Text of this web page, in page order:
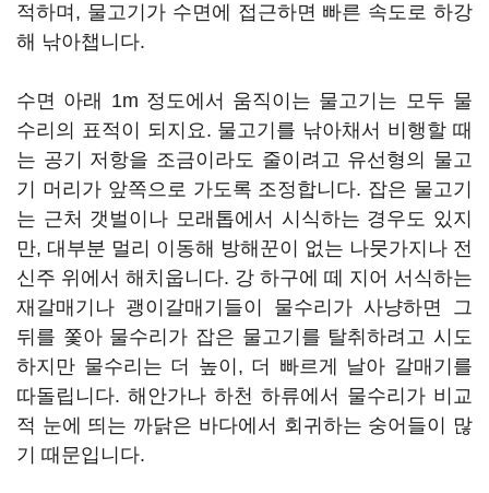
적하며, 물고기가 수면에 접근하면 빠른 속도로 하강
해 낚아챕니다.
수면 아래 1m 정도에서 움직이는 물고기는 모두 물
수리의 표적이 되지요. 물고기를 낚아채서 비행할 때
는 공기 저항을 조금이라도 줄이려고 유선형의 물고
기 머리가 앞쪽으로 가도록 조정합니다. 잡은 물고기
는 근처 갯벌이나 모래톱에서 시식하는 경우도 있지
만, 대부분 멀리 이동해 방해꾼이 없는 나뭇가지나 전
신주 위에서 해치웁니다. 강 하구에 떼 지어 서식하는
재갈매기나 괭이갈매기들이 물수리가 사냥하면 그
뒤를 쫓아 물수리가 잡은 물고기를 탈취하려고 시도
하지만 물수리는 더 높이, 더 빠르게 날아 갈매기를
따돌립니다. 해안가나 하천 하류에서 물수리가 비교
적 눈에 띄는 까닭은 바다에서 회귀하는 숭어들이 많
기 때문입니다.